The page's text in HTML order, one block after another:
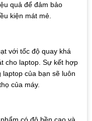
quả để đảm bảo
kiện mát mẻ.
với tốc độ quay khá
cho laptop. Sự kết hợp
của bạn sẽ luôn
của máy.
có độ bền cao và